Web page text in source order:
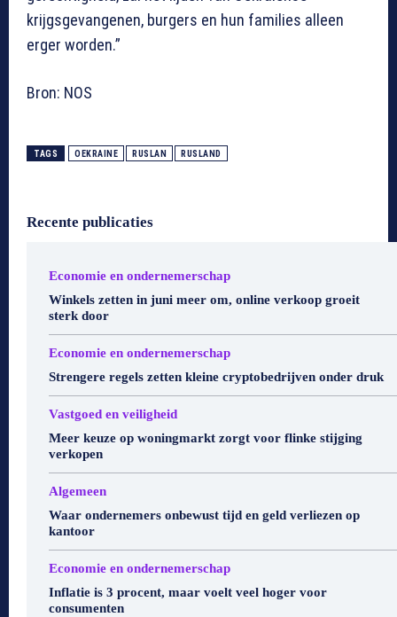
krijgsgevangenen, burgers en hun families alleen
erger worden.”
Bron: NOS
TAGS OEKRAINE RUSLAN RUSLAND
Recente publicaties
Economie en ondernemerschap
Winkels zetten in juni meer om, online verkoop groeit
sterk door
Economie en ondernemerschap
Strengere regels zetten kleine cryptobedrijven onder druk
Vastgoed en veiligheid
Meer keuze op woningmarkt zorgt voor flinke stijging
verkopen
Algemeen
Waar ondernemers onbewust tijd en geld verliezen op
kantoor
Economie en ondernemerschap
Inflatie is 3 procent, maar voelt veel hoger voor
consumenten